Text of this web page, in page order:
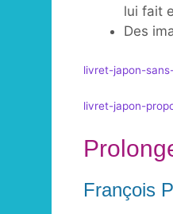
lui fait
Des
livret-japon-
livret-japon-
François